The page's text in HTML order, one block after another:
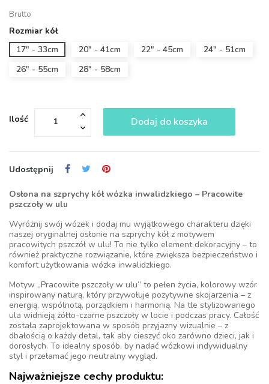
Brutto
Rozmiar kół
17" - 33cm
20" - 41cm 22" - 45cm
24" - 51cm
26" - 55cm
28" - 58cm
Ilość Dodaj do koszyka
Udostępnij
Osłona na szprychy kół wózka inwalidzkiego – Pracowite
pszczoły w ulu
Wyróżnij swój wózek i dodaj mu wyjątkowego charakteru dzięki
naszej oryginalnej osłonie na szprychy kół z motywem
pracowitych pszczół w ulu! To nie tylko element dekoracyjny – to
również praktyczne rozwiązanie, które zwiększa bezpieczeństwo i
komfort użytkowania wózka inwalidzkiego.
Motyw „Pracowite pszczoły w ulu” to pełen życia, kolorowy wzór
inspirowany naturą, który przywołuje pozytywne skojarzenia – z
energią, wspólnotą, porządkiem i harmonią. Na tle stylizowanego
ula widnieją żółto-czarne pszczoły w locie i podczas pracy. Całość
została zaprojektowana w sposób przyjazny wizualnie – z
dbałością o każdy detal, tak aby cieszyć oko zarówno dzieci, jak i
dorosłych. To idealny sposób, by nadać wózkowi indywidualny
styl i przełamać jego neutralny wygląd.
Najważniejsze cechy produktu: